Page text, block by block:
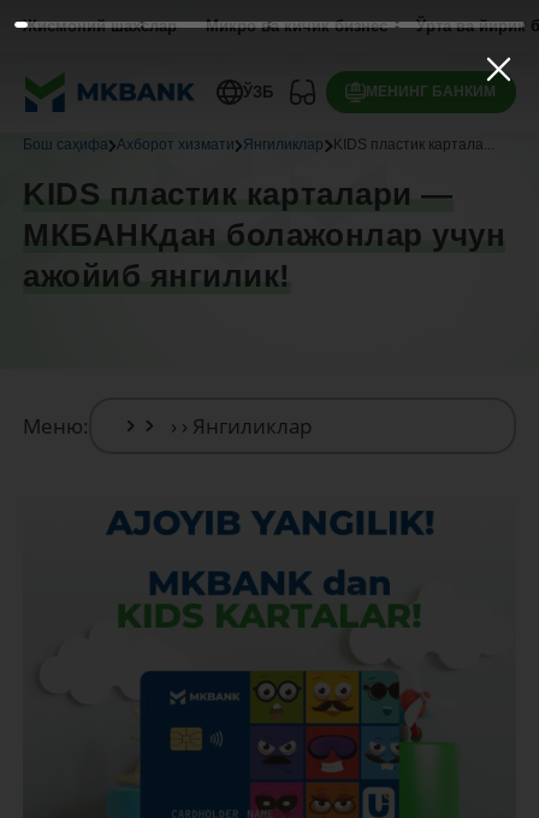
Жисмоний шахслар Микро ва кичик бизнес Ўрта ва йирик
ЎЗБ МЕНИНГ БАНКИМ
Бош саҳифа Ахборот хизмати Янгиликлар KIDS пластик картала...
KIDS пластик карталари —
МКБАНКдан болажонлар учун
ажойиб янгилик!
Меню: